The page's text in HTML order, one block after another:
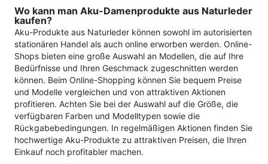
Wo kann man Aku-Damenprodukte aus Naturleder
kaufen?
Aku-Produkte aus Naturleder können sowohl im autorisierten
stationären Handel als auch online erworben werden. Online-
Shops bieten eine große Auswahl an Modellen, die auf Ihre
Bedürfnisse und Ihren Geschmack zugeschnitten werden
können. Beim Online-Shopping können Sie bequem Preise
und Modelle vergleichen und von attraktiven Aktionen
profitieren. Achten Sie bei der Auswahl auf die Größe, die
verfügbaren Farben und Modelltypen sowie die
Rückgabebedingungen. In regelmäßigen Aktionen finden Sie
hochwertige Aku-Produkte zu attraktiven Preisen, die Ihren
Einkauf noch profitabler machen.